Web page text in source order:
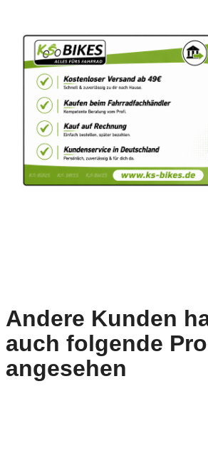
Andere Kunden
auch folgende
angesehen